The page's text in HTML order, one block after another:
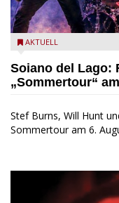
Stef Burns, Will Hunt
AKTUELL
Soiano del Lago:
„Sommertour“
Stef Burns, Will Hunt
Sommertour am 6.